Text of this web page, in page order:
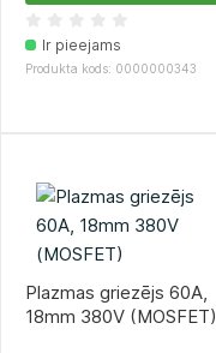
Ir pieejams
Produkta kods: 0000000343
Plazmas griezējs 60A,
18mm 380V (MOSFET)